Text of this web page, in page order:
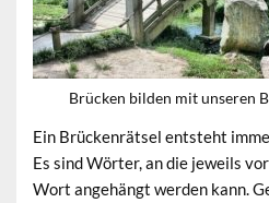
Brücken bilden mit unseren
Ein Brückenrätsel entsteht
Es sind Wörter, an die jeweils
Wort angehängt werden kann.